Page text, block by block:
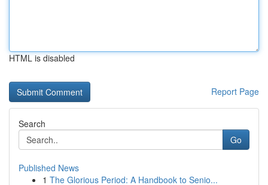
HTML is disabled
Report Page
Search
Go
Published News
1 The Glorious Period: A Handbook to Senio...